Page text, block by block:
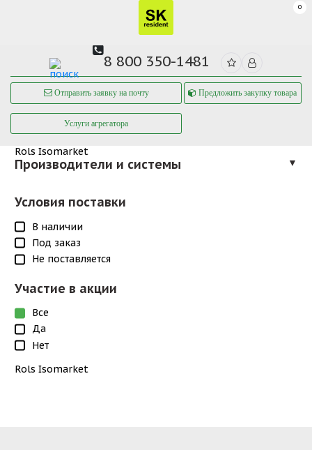
0
8 800 350-1481
Отправить заявку на почту Предложить закупку товара
Услуги агрегатора
Производители и системы ▼
Условия поставки
В наличии
Под заказ
Не поставляется
Участие в акции
Все
Да
Нет
Rols Isomarket
Rols Isomarket